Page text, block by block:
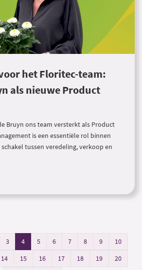
het Floritec-team:
als nieuwe Product
Bruyn ons team versterkt als Product
is een essentiële rol binnen
tussen veredeling, verkoop en
3 4 5 6 7 8 9
10
14 15 16 17 18 19
20